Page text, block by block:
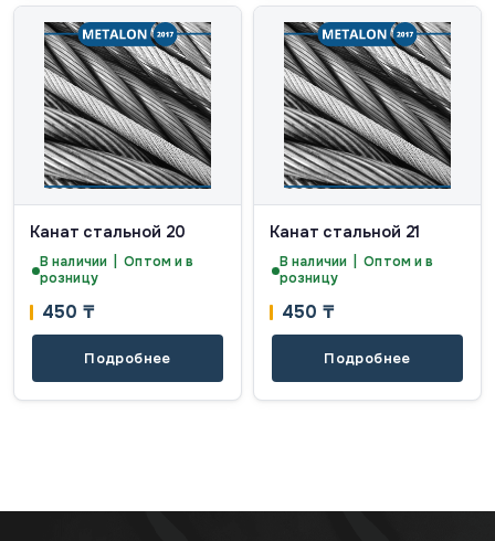
Канат стальной 20
В наличии | Оптом и в
розницу
450 ₸
Подробнее
Канат стальной 21
В наличии | Оптом и в
розницу
450 ₸
Подробнее